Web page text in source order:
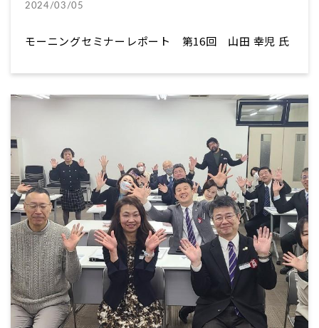
2024/03/05
モーニングセミナーレポート 第16回 山田 幸児 氏